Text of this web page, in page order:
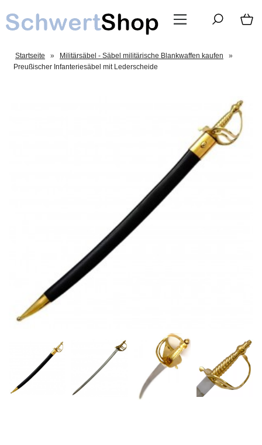
Startseite » Militärsäbel - Säbel militärische Blankwaffen kaufen
»
Preußischer Infanteriesäbel mit Lederscheide